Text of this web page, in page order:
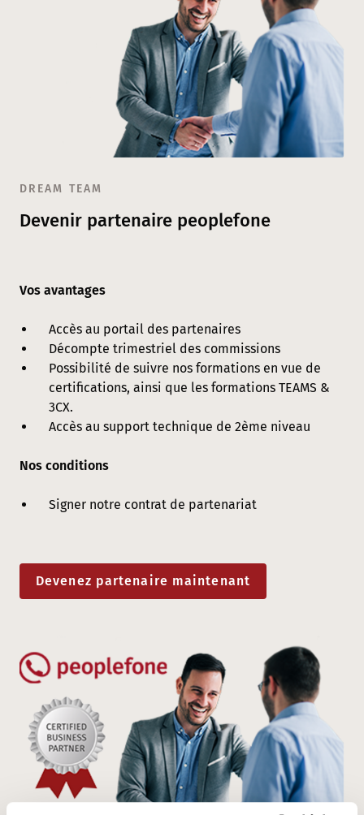
DREAM TEAM
Devenir partenaire peoplefone
Vos avantages
Accès au portail des partenaires
Décompte trimestriel des commissions
Possibilité de suivre nos formations en vue de
certifications, ainsi que les formations TEAMS &
3CX.
Accès au support technique de 2ème niveau
Nos conditions
Signer notre contrat de partenariat
Devenez partenaire maintenant